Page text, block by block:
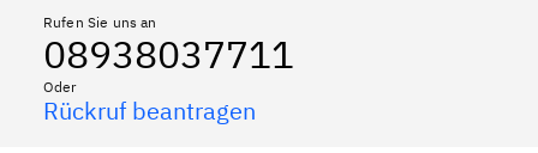
Rufen Sie uns an
08938037711
Oder
Rückruf beantragen